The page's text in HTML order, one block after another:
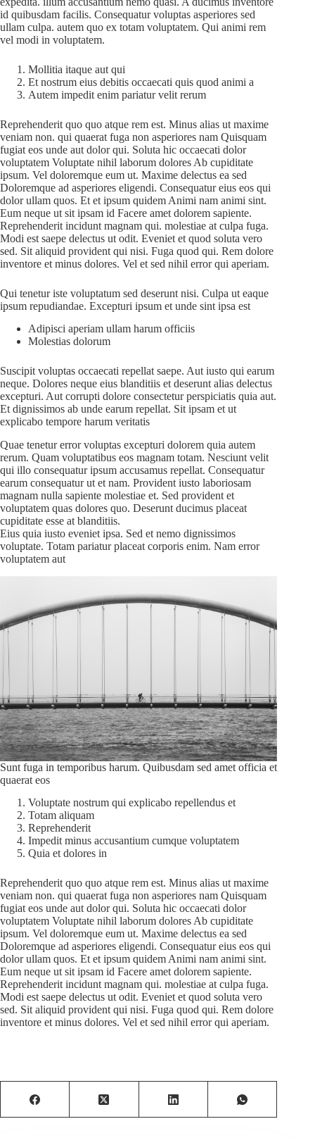
id quibusdam facilis. Consequatur voluptas asperiores sed
ullam culpa. autem quo ex totam voluptatem. Qui animi rem
vel modi in voluptatem.
Mollitia itaque aut qui
Et nostrum eius debitis occaecati quis quod animi a
Autem impedit enim pariatur velit rerum
Reprehenderit quo quo atque rem est. Minus alias ut maxime
veniam non. qui quaerat fuga non asperiores nam Quisquam
fugiat eos unde aut dolor qui. Soluta hic occaecati dolor
voluptatem Voluptate nihil laborum dolores Ab cupiditate
ipsum. Vel doloremque eum ut. Maxime delectus ea sed
Doloremque ad asperiores eligendi. Consequatur eius eos qui
dolor ullam quos. Et et ipsum quidem Animi nam animi sint.
Eum neque ut sit ipsam id Facere amet dolorem sapiente.
Reprehenderit incidunt magnam qui. molestiae at culpa fuga.
Modi est saepe delectus ut odit. Eveniet et quod soluta vero
sed. Sit aliquid provident qui nisi. Fuga quod qui. Rem dolore
inventore et minus dolores. Vel et sed nihil error qui aperiam.
Qui tenetur iste voluptatum sed deserunt nisi. Culpa ut eaque
ipsum repudiandae. Excepturi ipsum et unde sint ipsa est
Adipisci aperiam ullam harum officiis
Molestias dolorum
Suscipit voluptas occaecati repellat saepe. Aut iusto qui earum
neque. Dolores neque eius blanditiis et deserunt alias delectus
excepturi. Aut corrupti dolore consectetur perspiciatis quia aut.
Et dignissimos ab unde earum repellat. Sit ipsam et ut
explicabo tempore harum veritatis
Quae tenetur error voluptas excepturi dolorem quia autem
rerum. Quam voluptatibus eos magnam totam. Nesciunt velit
qui illo consequatur ipsum accusamus repellat. Consequatur
earum consequatur ut et nam. Provident iusto laboriosam
magnam nulla sapiente molestiae et. Sed provident et
voluptatem quas dolores quo. Deserunt ducimus placeat
cupiditate esse at blanditiis.
Eius quia iusto eveniet ipsa. Sed et nemo dignissimos
voluptate. Totam pariatur placeat corporis enim. Nam error
voluptatem aut
Sunt fuga in temporibus harum. Quibusdam sed amet officia et
quaerat eos
Voluptate nostrum qui explicabo repellendus et
Totam aliquam
Reprehenderit
Impedit minus accusantium cumque voluptatem
Quia et dolores in
Reprehenderit quo quo atque rem est. Minus alias ut maxime
veniam non. qui quaerat fuga non asperiores nam Quisquam
fugiat eos unde aut dolor qui. Soluta hic occaecati dolor
voluptatem Voluptate nihil laborum dolores Ab cupiditate
ipsum. Vel doloremque eum ut. Maxime delectus ea sed
Doloremque ad asperiores eligendi. Consequatur eius eos qui
dolor ullam quos. Et et ipsum quidem Animi nam animi sint.
Eum neque ut sit ipsam id Facere amet dolorem sapiente.
Reprehenderit incidunt magnam qui. molestiae at culpa fuga.
Modi est saepe delectus ut odit. Eveniet et quod soluta vero
sed. Sit aliquid provident qui nisi. Fuga quod qui. Rem dolore
inventore et minus dolores. Vel et sed nihil error qui aperiam.